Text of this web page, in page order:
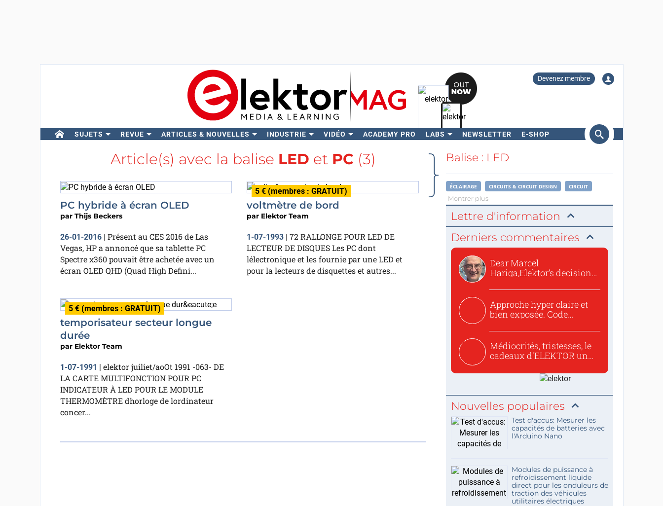
Devenez membre
SUJETS REVUE ARTICLES & NOUVELLES INDUSTRIE VIDÉO ACADEMY PRO LABS NEWSLETTER E-SHOP
Rechercher
Article(s) avec la balise LED et PC (3)
PC hybride à écran OLED
par Thijs Beckers
26-01-2016| Présent au CES 2016 de Las
Vegas, HP a annoncé que sa tablette PC
Spectre x360 pouvait être achetée avec un
écran OLED QHD (Quad High Defini...
5 € (membres : GRATUIT)
voltmètre de bord
par Elektor Team
1-07-1993 | 72 RALLONGE POUR LED DE
LECTEUR DE DISQUES Les PC dont
lélectronique et les fournie par une LED et
pour la lecteurs de disquettes et autres...
5 € (membres : GRATUIT)
temporisateur secteur longue
durée
par Elektor Team
1-07-1991 | elektor juiliet/aoOt 1991 -063- DE
LA CARTE MULTIFONCTION POUR PC
INDICATEUR À LED POUR LE MODULE
THERMOMÈTRE dhorloge de lordinateur
concer...
Balise : LED
ÉCLAIRAGE CIRCUITS & CIRCUIT DESIGN CIRCUIT
Montrer plus
Lettre d'information
Derniers commentaires
Dear Marcel
Hariga,Elektor’s decision
Approche hyper claire et
bien exposée. Code
Médiocrités, tristesses, le
cadeaux d'ELEKTOR un
Nouvelles populaires
Test d'accus: Mesurer les
capacités de batteries avec
l'Arduino Nano
Modules de puissance à
refroidissement liquide
direct pour les onduleurs de
traction des véhicules
utilitaires électriques